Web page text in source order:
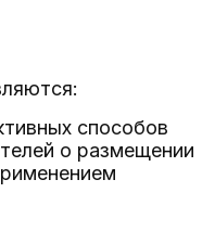
способов
о размещении